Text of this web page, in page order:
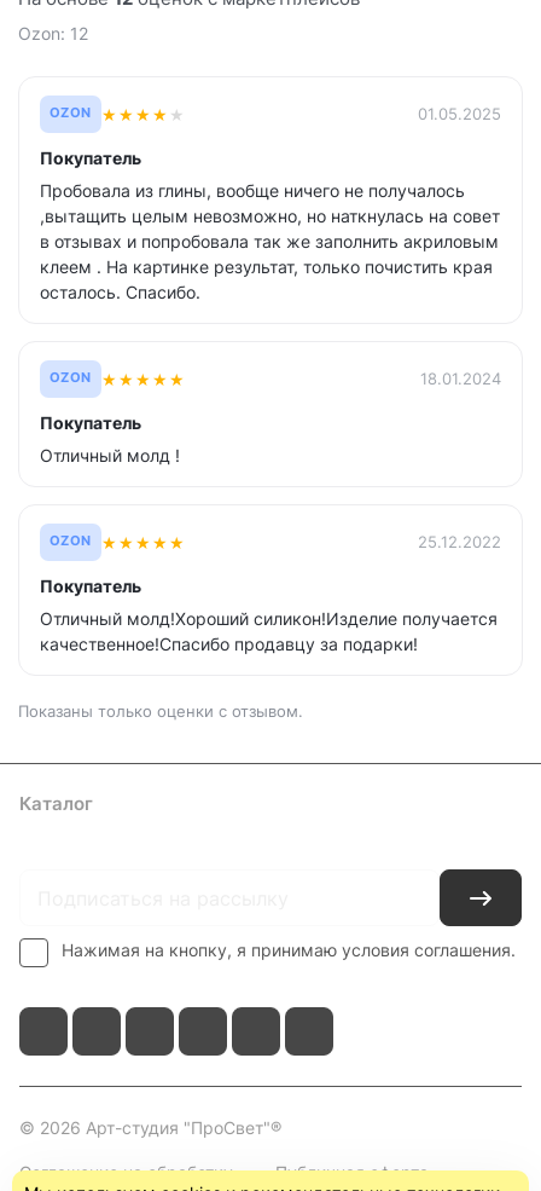
Ozon: 12
OZON ★★★★ ★ 01.05.2025
Покупатель
Пробовала из глины, вообще ничего не получалось
,вытащить целым невозможно, но наткнулась на совет
в отзывах и попробовала так же заполнить акриловым
клеем . На картинке результат, только почистить края
осталось. Спасибо.
OZON ★★★★★ 18.01.2024
Покупатель
Отличный молд !
OZON ★★★★★ 25.12.2022
Покупатель
Отличный молд!Хороший силикон!Изделие получается
качественное!Спасибо продавцу за подарки!
Показаны только оценки с отзывом.
Каталог
Нажимая на кнопку, я принимаю условия соглашения.
© 2026 Арт-студия "ПроСвет"®
Соглашение на обработку
Публичная оферта